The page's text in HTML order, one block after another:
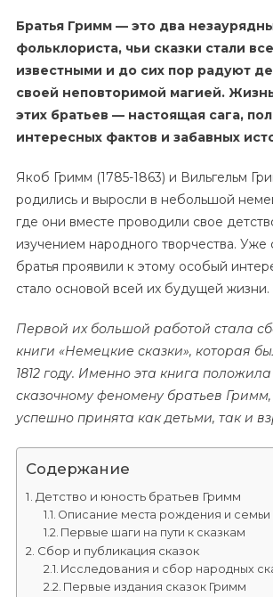
Братья Гримм — это два
фольклориста, чьи сказки стали
известными и до сих пор радуют
своей неповторимой магией.
этих братьев — настоящая сага,
интересных фактов и забавных
Якоб Гримм (1785-1863) и Вильгельм
родились и выросли в небольшой
где они вместе проводили свое
изучением народного творчества. Уже
братья проявили к этому особый
стало основой всей их будущей жизни.
Первой их большой работой стала
книги «Немецкие сказки», которая
1812 году. Именно эта книга
сказочному феномену братьев
успешно принята как детьми, так и
Содержание
Детство и юность братьев Гримм
Описание места рождения и семьи
Первые шаги на пути к сказкам
Сбор и публикация сказок
Исследования и сбор народных
Первые издания сказок Гримм